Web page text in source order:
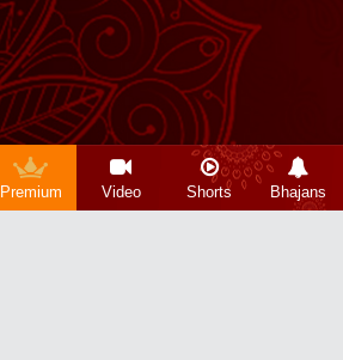
Premium Video Shorts Bhajans